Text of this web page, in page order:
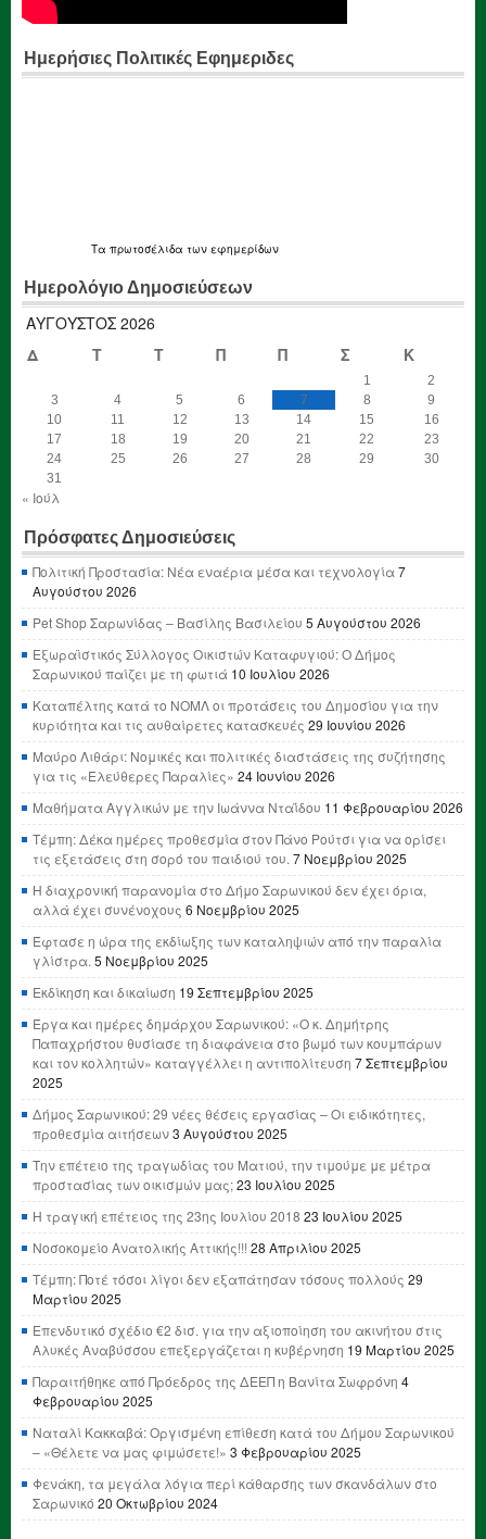
Ημερήσιες Πολιτικές Εφημεριδες
Τα πρωτοσέλιδα των εφημερίδων
Ημερολόγιο Δημοσιεύσεων
ΑΎΓΟΥΣΤΟΣ 2026
Δ
Τ Τ Π Π Σ Κ
1
2
3
4 5 6 7 8
9
10
11 12 13 14 15
16
17
18 19 20 21 22
23
24
25 26 27 28 29
30
31
« Ιούλ
Πρόσφατες Δημοσιεύσεις
Πολιτική Προστασία: Νέα εναέρια μέσα και τεχνολογία7
Αυγούστου 2026
Pet Shop Σαρωνίδας – Βασίλης Βασιλείου 5 Αυγούστου 2026
Εξωραϊστικός Σύλλογος Οικιστών Καταφυγιού: Ο Δήμος
Σαρωνικού παίζει με τη φωτιά 10 Ιουλίου 2026
Καταπέλτης κατά το ΝΟΜΛ οι προτάσεις του Δημοσίου για την
κυριότητα και τις αυθαίρετες κατασκευές 29 Ιουνίου 2026
Μαύρο Λιθάρι: Νομικές και πολιτικές διαστάσεις της συζήτησης
για τις «Ελεύθερες Παραλίες» 24 Ιουνίου 2026
Μαθήματα Αγγλικών με την Ιωάννα Νταΐδου 11 Φεβρουαρίου 2026
Τέμπη: Δέκα ημέρες προθεσμία στον Πάνο Ρούτσι για να ορίσει
τις εξετάσεις στη σορό του παιδιού του. 7 Νοεμβρίου 2025
Η διαχρονική παρανομία στο Δήμο Σαρωνικού δεν έχει όρια,
αλλά έχει συνένοχους 6 Νοεμβρίου 2025
Έφτασε η ώρα της εκδίωξης των καταληψιών από την παραλία
γλίστρα. 5 Νοεμβρίου 2025
Εκδίκηση και δικαίωση 19 Σεπτεμβρίου 2025
Έργα και ημέρες δημάρχου Σαρωνικού: «Ο κ. Δημήτρης
Παπαχρήστου θυσίασε τη διαφάνεια στο βωμό των κουμπάρων
και τον κολλητών» καταγγέλλει η αντιπολίτευση 7 Σεπτεμβρίου
2025
Δήμος Σαρωνικού: 29 νέες θέσεις εργασίας – Οι ειδικότητες,
προθεσμία αιτήσεων3 Αυγούστου 2025
Την επέτειο της τραγωδίας του Ματιού, την τιμούμε με μέτρα
προστασίας των οικισμών μας;23 Ιουλίου 2025
Η τραγική επέτειος της 23ης Ιουλίου 2018 23 Ιουλίου 2025
Νοσοκομείο Ανατολικής Αττικής!!! 28 Απριλίου 2025
Τέμπη: Ποτέ τόσοι λίγοι δεν εξαπάτησαν τόσους πολλούς 29
Μαρτίου 2025
Επενδυτικό σχέδιο €2 δισ. για την αξιοποίηση του ακινήτου στις
Αλυκές Αναβύσσου επεξεργάζεται η κυβέρνηση 19 Μαρτίου 2025
Παραιτήθηκε από Πρόεδρος της ΔΕΕΠ η Βανίτα Σωφρόνη 4
Φεβρουαρίου 2025
Ναταλί Κακκαβά: Οργισμένη επίθεση κατά του Δήμου Σαρωνικού
– «Θέλετε να μας φιμώσετε!» 3 Φεβρουαρίου 2025
Φενάκη, τα μεγάλα λόγια περί κάθαρσης των σκανδάλων στο
Σαρωνικό 20 Οκτωβρίου 2024